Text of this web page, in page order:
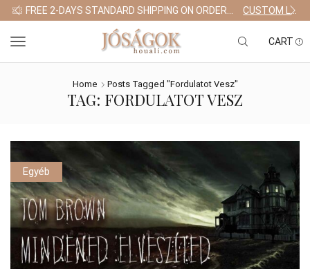
CUSTOM LINK
CART
Home Posts Tagged "fordulatot Vesz"
TAG: FORDULATOT VESZ
Egyéb